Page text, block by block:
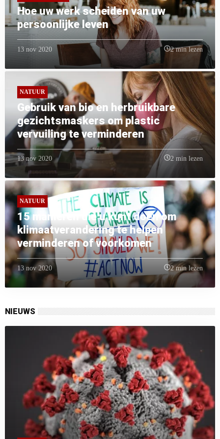
Hoe uw werk scheiden van uw
persoonlijke leven
13 nov 2020 2 min lezen
NATUUR
Gebruik van bio en herbruikbare
gezichtsmaskers om plastic
vervuiling te verminderen
13 nov 2020 2 min lezen
NATUUR
15 manieren die u kunt doen om
klimaatverandering te helpen
verminderen of voorkomen
13 nov 2020 2 min lezen
NIEUWS